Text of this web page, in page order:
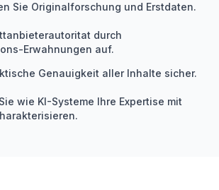
Sie Originalforschung und Erstdaten.
durch
Erwahnungen auf.
Genauigkeit aller Inhalte sicher.
wie KI-Systeme Ihre Expertise mit